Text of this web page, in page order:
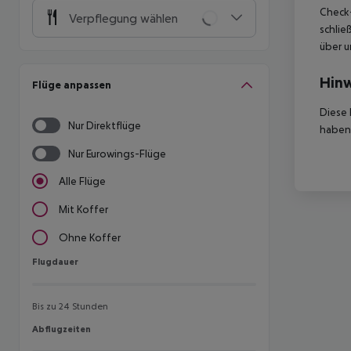
Verpflegung wählen
Flüge anpassen
Nur Direktflüge
Nur Eurowings-Flüge
Alle Flüge
Mit Koffer
Ohne Koffer
Flugdauer
Flugdauer
Bis zu 24 Stunden
Abflugzeiten
Abflugzeiten
über
Diese